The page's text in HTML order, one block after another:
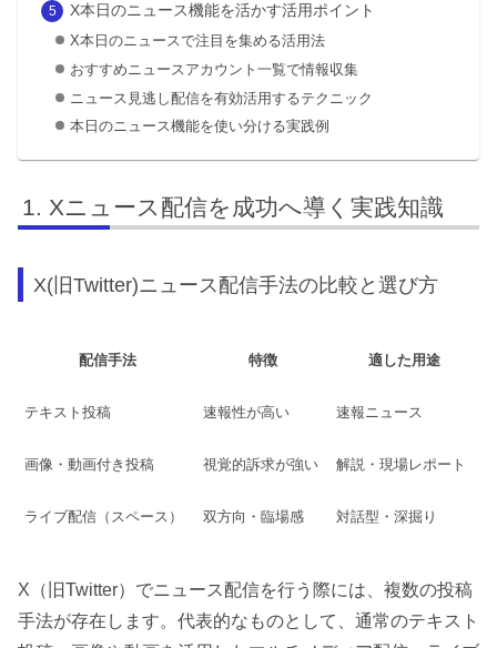
X本日のニュース機能を活かす活用ポイント
X本日のニュースで注目を集める活用法
おすすめニュースアカウント一覧で情報収集
ニュース見逃し配信を有効活用するテクニック
本日のニュース機能を使い分ける実践例
Xニュース配信を成功へ導く実践知識
X(旧Twitter)ニュース配信手法の比較と選び方
配信手法 特徴 適した用途
テキスト投稿 速報性が高い 速報ニュース
画像・動画付き投稿 視覚的訴求が強い 解説・現場レポート
ライブ配信（スペース） 双方向・臨場感 対話型・深掘り
X（旧Twitter）でニュース配信を行う際には、複数の投稿
手法が存在します。代表的なものとして、通常のテキスト